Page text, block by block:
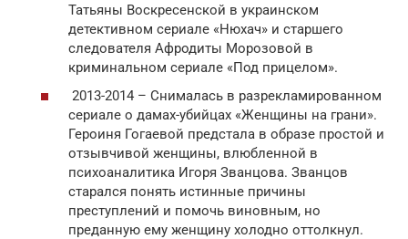
Татьяны Воскресенской в украинском
детективном сериале «Нюхач» и старшего
следователя Афродиты Морозовой в
криминальном сериале «Под прицелом».
2013-2014 – Снималась в разрекламированном
сериале о дамах-убийцах «Женщины на грани».
Героиня Гогаевой предстала в образе простой и
отзывчивой женщины, влюбленной в
психоаналитика Игоря Званцова. Званцов
старался понять истинные причины
преступлений и помочь виновным, но
преданную ему женщину холодно оттолкнул.